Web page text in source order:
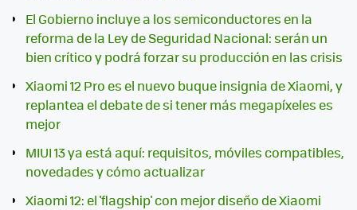
El Gobierno incluye a los semiconductores en la
reforma de la Ley de Seguridad Nacional: serán un
bien crítico y podrá forzar su producción en las crisis
Xiaomi 12 Pro es el nuevo buque insignia de Xiaomi, y
replantea el debate de si tener más megapíxeles es
mejor
MIUI 13 ya está aquí: requisitos, móviles compatibles,
novedades y cómo actualizar
Xiaomi 12: el 'flagship' con mejor diseño de Xiaomi